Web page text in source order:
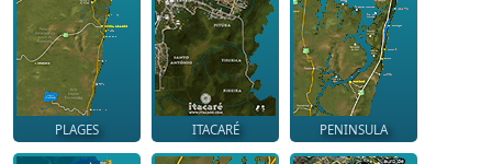
PLAGES ITACARÉ PENINSULA